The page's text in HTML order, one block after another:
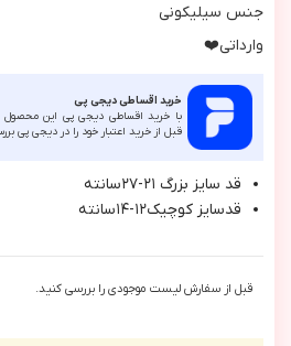
جنس سيليكوني
وارداتي❤️
خرید اقساطی دیجی پی
با خرید اقساطی دیجی پی این محصول
قبل از خرید اعتبار خود را در دیجی پی
قد سايز بزرگ ٢١-٢٧سانته
قدسايز كوچيك١٢-١٤سانته
قبل از سفارش لیست موجودی را بررسی کنید.